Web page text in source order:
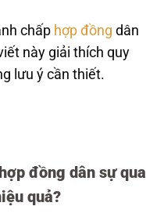
chấp hợp đồng dân
này giải thích quy
lưu ý cần thiết.
đồng dân sự qua
quả?